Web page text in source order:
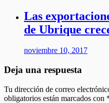
Las
de Ubrique
noviembre 10, 2017
Deja una respuesta
Tu dirección de correo
obligatorios están marcados con